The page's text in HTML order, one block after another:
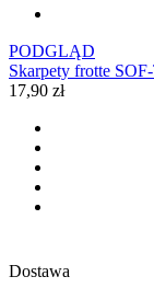
PODGLĄD
Skarpety frotte
17,90 zł
Dostawa